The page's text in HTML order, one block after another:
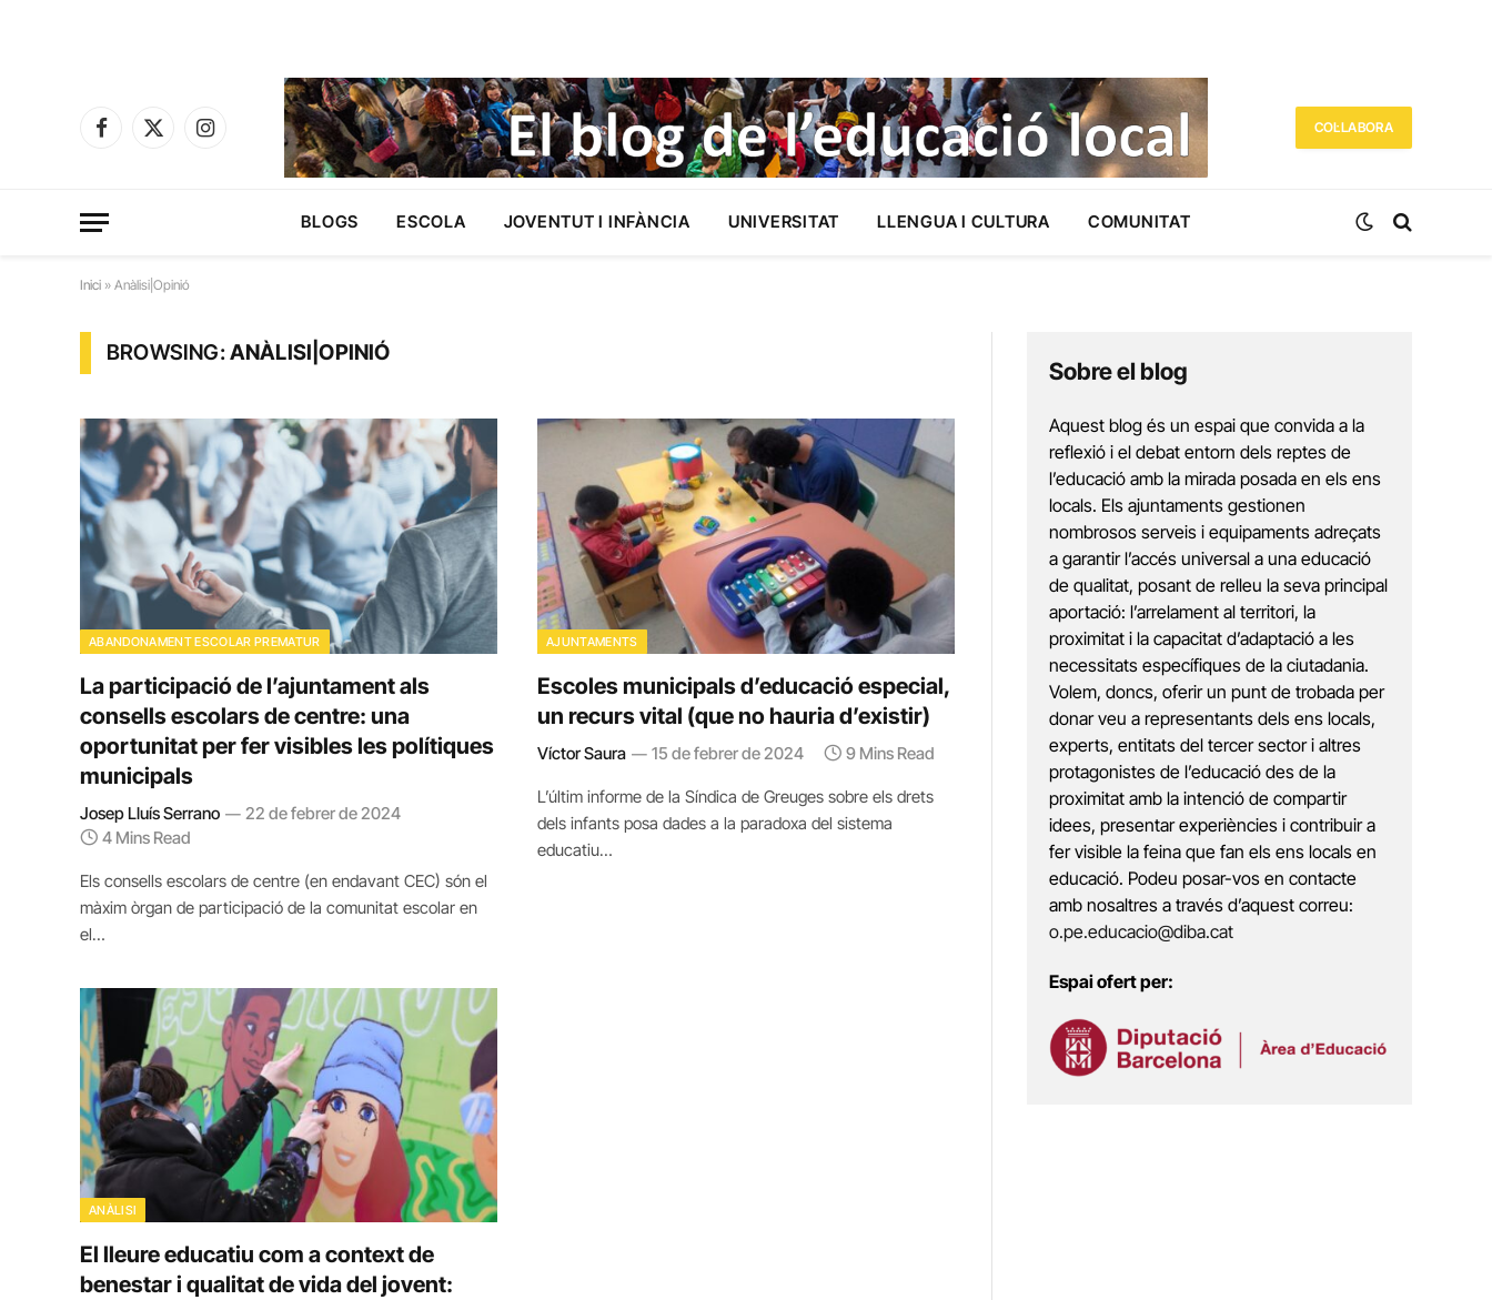
Facebook
X
Instagram
COL·LABORA
BLOGS ESCOLA JOVENTUT I INFÀNCIA UNIVERSITAT LLENGUA I CULTURA COMUNITAT
Inici » Anàlisi|Opinió
BROWSING:ANÀLISI|OPINIÓ
ABANDONAMENT ESCOLAR PREMATUR
La participació de l’ajuntament als
consells escolars de centre: una
oportunitat per fer visibles les polítiques
municipals
Josep Lluís Serrano
22 de febrer de 2024
4 Mins Read
Els consells escolars de centre (en endavant CEC) són el
màxim òrgan de participació de la comunitat escolar en
el…
AJUNTAMENTS
Escoles municipals d’educació especial,
un recurs vital (que no hauria d’existir)
Víctor Saura 15 de febrer de 2024 9 Mins Read
L’últim informe de la Síndica de Greuges sobre els drets
dels infants posa dades a la paradoxa del sistema
educatiu…
ANÀLISI
El lleure educatiu com a context de
benestar i qualitat de vida del jovent:
Sobre el blog
Aquest blog és un espai que convida a la
reflexió i el debat entorn dels reptes de
l’educació amb la mirada posada en els ens
locals. Els ajuntaments gestionen
nombrosos serveis i equipaments adreçats
a garantir l’accés universal a una educació
de qualitat, posant de relleu la seva principal
aportació: l’arrelament al territori, la
proximitat i la capacitat d’adaptació a les
necessitats específiques de la ciutadania.
Volem, doncs, oferir un punt de trobada per
donar veu a representants dels ens locals,
experts, entitats del tercer sector i altres
protagonistes de l’educació des de la
proximitat amb la intenció de compartir
idees, presentar experiències i contribuir a
fer visible la feina que fan els ens locals en
educació. Podeu posar-vos en contacte
amb nosaltres a través d’aquest correu:
o.pe.educacio@diba.cat
Espai ofert per: